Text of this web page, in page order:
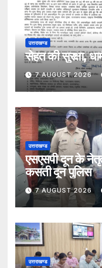
उत्तराखण्ड
सेहत की सुरक्षा,
7 AUGUST 2026
उत्तराखण्ड
एसएसपी दून के
कसती दून पुलिस
7 AUGUST 2026
उत्तराखण्ड